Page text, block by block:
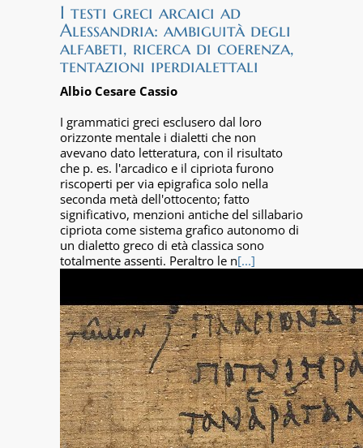
I testi greci arcaici ad
Alessandria: ambiguità degli
alfabeti, ricerca di coerenza,
tentazioni iperdialettali
Albio Cesare Cassio
I grammatici greci esclusero dal loro
orizzonte mentale i dialetti che non
avevano dato letteratura, con il risultato
che p. es. l'arcadico e il cipriota furono
riscoperti per via epigrafica solo nella
seconda metà dell'ottocento; fatto
significativo, menzioni antiche del sillabario
cipriota come sistema grafico autonomo di
un dialetto greco di età classica sono
totalmente assenti. Peraltro le n[...]